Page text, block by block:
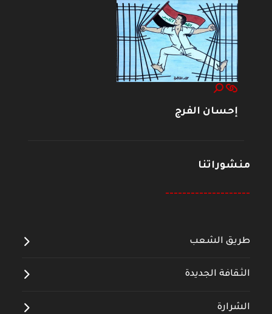
إحسان الفرج
منشوراتنا
--------------------
طريق الشعب
الثقافة الجديدة
الشرارة